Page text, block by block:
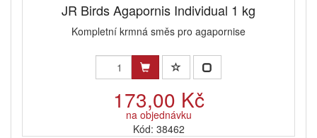
JR Birds Agapornis Individual 1 kg
Kompletní krmná směs pro agapornise
173,00 Kč
na objednávku
Kód: 38462